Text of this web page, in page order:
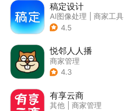
稿定设计
AI图像处理
商家工具
4.5
悦邻人人播
商家管理
4.3
有享云商
其他
商家管理